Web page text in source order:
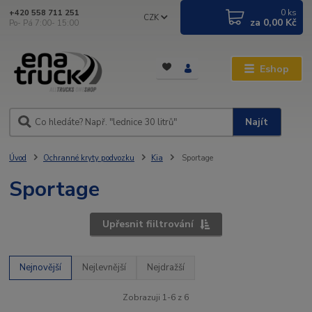
Eshop
CZK
Najít
+420 558 711 251
Po- Pá 7:00- 15:00
0 ks
za 0,00 Kč
Úvod Ochranné kryty podvozku Kia Sportage
Sportage
Upřesnit fiiltrování
Nejnovější Nejlevnější Nejdražší
Zobrazuji 1-6 z 6